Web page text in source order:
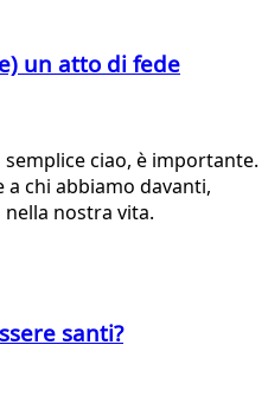
un atto di fede
ciao, è importante.
chi abbiamo davanti,
nostra vita.
santi?